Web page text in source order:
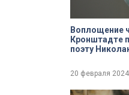
Воплощение
Кронштадте
поэту
20 февраля 2024